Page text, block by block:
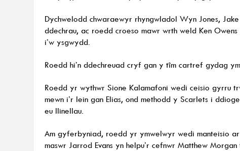
Dychwelodd chwaraewyr rhyngwladol Wyn Jones,
ddechrau, ac roedd croeso mawr wrth weld Ken
i’w ysgwydd.
Roedd hi’n ddechreuad cryf gan y tîm cartref gydag
Roedd yr wythwr Sione Kalamafoni wedi ceisio
mewn i’r lein gan Elias, ond methodd y Scarlets i
eu llinellau.
Am gyferbyniad, roedd yr ymwelwyr wedi manteisio
maswr Jarrod Evans yn helpu’r cefnwr Matthew